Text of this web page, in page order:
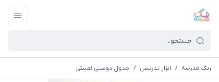
رنگ مدرسه / ابزار تدریس / جدول دوستی لمینتی